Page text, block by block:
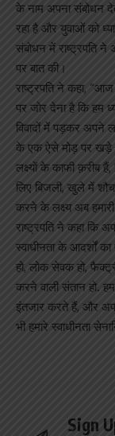
के नाम अपना संबोधन
रहा है और युवाओं को
संबोधन में राष्ट्रपति ने
पर बात की।
राष्ट्रपति ने कहा,
पर जोर देना है कि हम
विवादों में पड़कर अपने
के एक ऐसे मोड़ पर
लक्ष्यों के काफी क़रीब
लिए बिजली, खुले में
करने के लक्ष्य अब
राष्ट्रपति ने कहा कि
स्वाधीनता के आदर्शों
हो, लोक सेवक हो, फैक्ट्री
करने वाली संतान हो.
इंतजार करते हैं, और
भी हमारे स्वाधीनता
Sign